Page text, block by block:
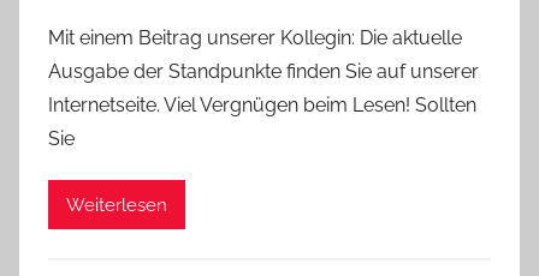
Mit einem Beitrag unserer Kollegin: Die aktuelle
Ausgabe der Standpunkte finden Sie auf unserer
Internetseite. Viel Vergnügen beim Lesen! Sollten
Sie
Weiterlesen